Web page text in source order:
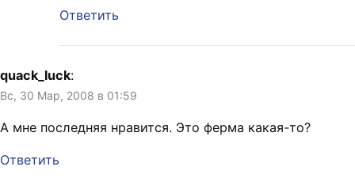
Ответить
quack_luck:
Вс, 30 Мар, 2008 в 01:59
А мне последняя нравится. Это ферма какая-то?
Ответить